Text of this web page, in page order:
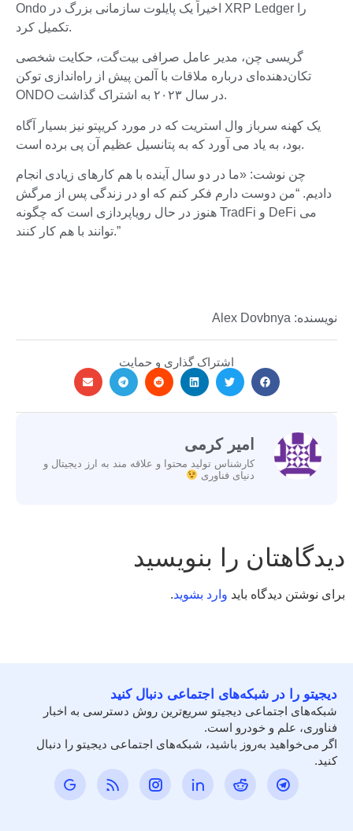
Ondo اخیراً یک پایلوت سازمانی بزرگ در XRP Ledger را
تکمیل کرد.
گریسی چن، مدیر عامل صرافی بیت‌گت، حکایت شخصی
تکان‌دهنده‌ای درباره ملاقات با آلمن پیش از راه‌اندازی توکن
ONDO در سال ۲۰۲۳ به اشتراک گذاشت.
یک کهنه سرباز وال استریت که در مورد کریپتو نیز بسیار آگاه
بود، به یاد می آورد که به پتانسیل عظیم آن پی برده است.
چن نوشت: «ما در دو سال آینده با هم کارهای زیادی انجام
دادیم. “من دوست دارم فکر کنم که او در زندگی پس از مرگش
هنوز در حال رویاپردازی است که چگونه TradFi و DeFi می
توانند با هم کار کنند.”
نویسنده: Alex Dovbnya
اشتراک گذاری و حمایت
امیر کرمی
کارشناس تولید محتوا و علاقه مند به ارز دیجیتال و
دنیای فناوری
دیدگاهتان را بنویسید
برای نوشتن دیدگاه باید وارد بشوید.
دیجیتو را در شبکه‌های اجتماعی دنبال کنید
شبکه‌های اجتماعی دیجیتو سریع‌ترین روش دسترسی به اخبار
فناوری، علم و خودرو است.
اگر می‌خواهید به‌روز باشید، شبکه‌های اجتماعی دیجیتو را دنبال
کنید.